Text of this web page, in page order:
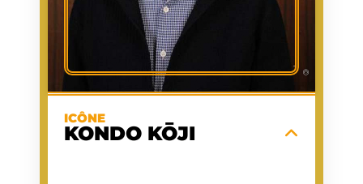
©
ICÔNE
KONDO KŌJI
GROUPE
SANGUIN
Compositeur de légende de chez
Nintendo, il a façonné l'histoire de la pop
culture en signant les thèmes musicaux
universels, immersifs et intemporels des